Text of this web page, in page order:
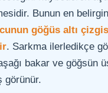
Bunun en
göğüs altı
. Sarkma ilerledikçe
bakar ve göğsün
görünür.